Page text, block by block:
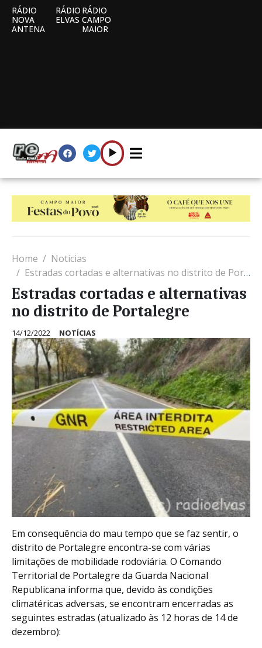
RÁDIO
NOVA
ANTENA
RÁDIO
ELVAS
RÁDIO
CAMPO
MAIOR
Home
Notícias
Estradas cortadas e alternativas no distrito de Portalegre
Estradas cortadas e alternativas
no distrito de Portalegre
14/12/2022 NOTÍCIAS
Em consequência do mau tempo que se faz sentir, o
distrito de Portalegre encontra-se com várias
limitações de mobilidade rodoviária. O Comando
Territorial de Portalegre da Guarda Nacional
Republicana informa que, devido às condições
climatéricas adversas, se encontram encerradas as
seguintes estradas (atualizado às 12 horas de 14 de
dezembro):